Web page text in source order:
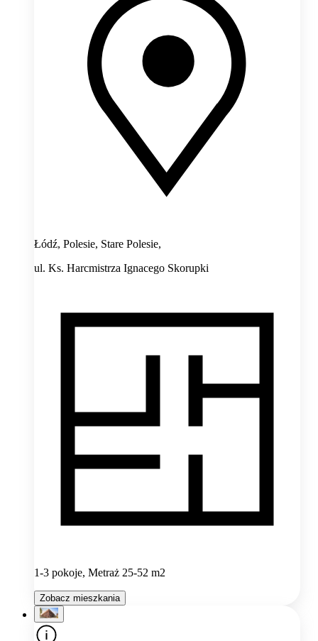
Łódź, Polesie, Stare Polesie,
ul. Ks. Harcmistrza Ignacego Skorupki
1-3 pokoje, Metraż 25-52 m2
Zobacz mieszkania